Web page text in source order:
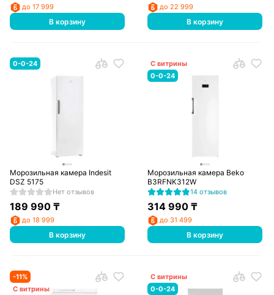
до 17 999
В корзину
до 22 999
В корзину
0-0-24
Морозильная камера Indesit
DSZ 5175
Нет отзывов
189 990₸
до 18 999
В корзину
С витрины
0-0-24
Морозильная камера Beko
B3RFNK312W
14 отзывов
314 990 ₸
до 31 499
В корзину
-11%
С витрины
С витрины
0-0-24